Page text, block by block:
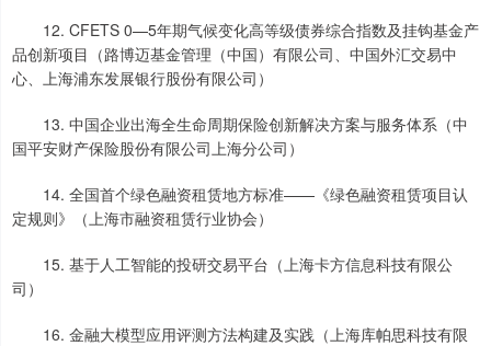
12. CFETS 0—5年期气候变化高等级债券综合指数及挂钩基金产
品创新项目（路博迈基金管理（中国）有限公司、中国外汇交易中
心、上海浦东发展银行股份有限公司）
13. 中国企业出海全生命周期保险创新解决方案与服务体系（中
国平安财产保险股份有限公司上海分公司）
14. 全国首个绿色融资租赁地方标准——《绿色融资租赁项目认
定规则》（上海市融资租赁行业协会）
15. 基于人工智能的投研交易平台（上海卡方信息科技有限公
司）
16. 金融大模型应用评测方法构建及实践（上海库帕思科技有限